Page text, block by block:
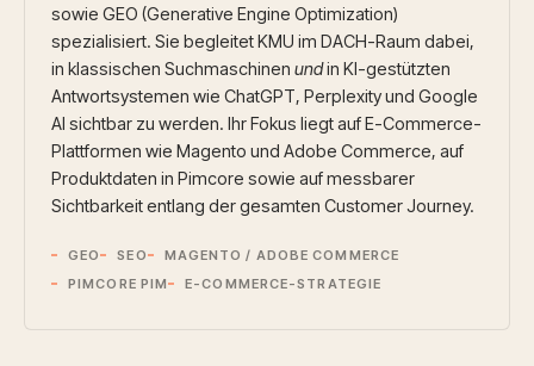
sowie GEO (Generative Engine Optimization)
spezialisiert. Sie begleitet KMU im DACH-Raum dabei,
in klassischen Suchmaschinen undin KI-gestützten
Antwortsystemen wie ChatGPT, Perplexity und Google
AI sichtbar zu werden. Ihr Fokus liegt auf E-Commerce-
Plattformen wie Magento und Adobe Commerce, auf
Produktdaten in Pimcore sowie auf messbarer
Sichtbarkeit entlang der gesamten Customer Journey.
GEO SEO
MAGENTO / ADOBE COMMERCE
PIMCORE PIM
E-COMMERCE-STRATEGIE